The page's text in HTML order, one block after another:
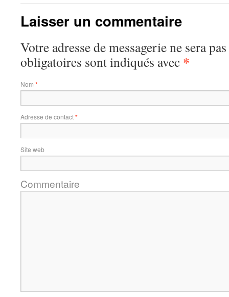
Laisser un commentaire
Votre adresse de messagerie ne sera
obligatoires sont indiqués avec *
Nom *
Adresse de contact*
Site web
Commentaire